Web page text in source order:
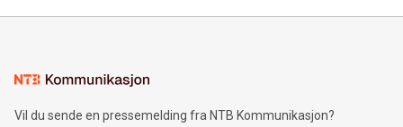
Vil du sende en pressemelding fra NTB Kommunikasjon?